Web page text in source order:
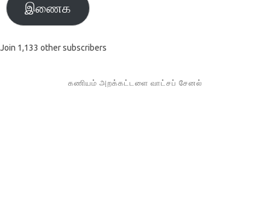
இணைக
Join 1,133 other subscribers
கணியம் அறக்கட்டளை வாட்சப் சேனல்